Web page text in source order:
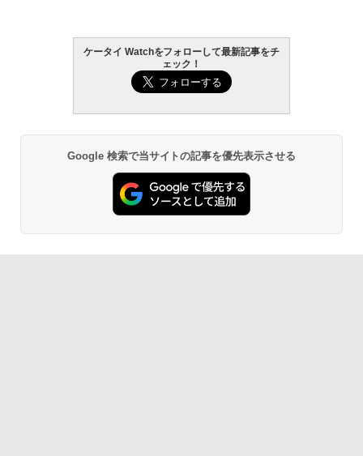
ケータイ Watchをフォローして最新記事をチ
ェック！
Google 検索で当サイトの記事を優先表示させる